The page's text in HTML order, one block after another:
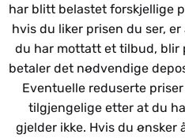
har blitt belastet forskjellige
hvis du liker prisen du ser,
du har mottatt et tilbud, blir
betaler det nødvendige
Eventuelle reduserte
tilgjengelige etter at du
gjelder ikke. Hvis du ønsker